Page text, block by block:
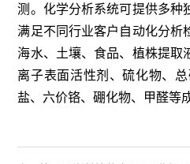
测。化学分析系统可提供多种
满足不同行业客户自动化分析
海水、土壤、食品、植株提取
离子表面活性剂、硫化物、
盐、六价铬、硼化物、甲醛等